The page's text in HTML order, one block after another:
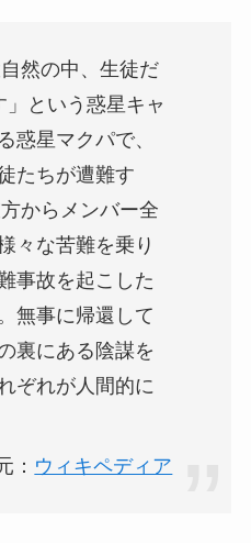
然の中、生徒だ
という惑星キャ
惑星マクパで、
たちが遭難す
からメンバー全
々な苦難を乗り
事故を起こした
無事に帰還して
裏にある陰謀を
ぞれが人間的に
： ウィキペディア